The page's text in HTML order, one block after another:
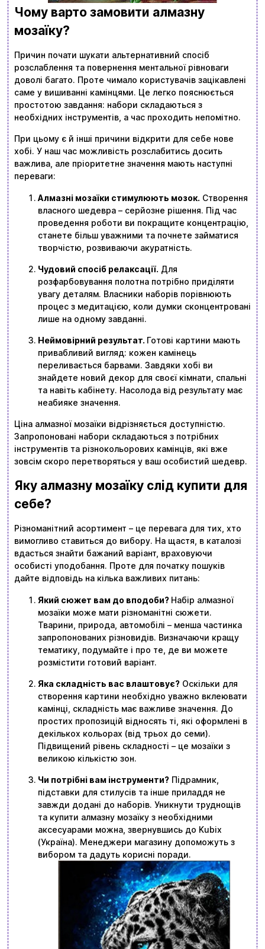
Чому варто замовити алмазну
мозаїку?
Причин почати шукати альтернативний спосіб
розслаблення та повернення ментальної рівноваги
доволі багато. Проте чимало користувачів зацікавлені
саме у вишиванні камінцями. Це легко пояснюється
простотою завдання: набори складаються з
необхідних інструментів, а час проходить непомітно.
При цьому є й інші причини відкрити для себе нове
хобі. У наш час можливість розслабитись досить
важлива, але пріоритетне значення мають наступні
переваги:
Алмазні мозаїки стимулюють мозок. Створення
власного шедевра – серйозне рішення. Під час
проведення роботи ви покращите концентрацію,
станете більш уважними та почнете займатися
творчістю, розвиваючи акуратність.
Чудовий спосіб релаксації. Для
розфарбовування полотна потрібно приділяти
увагу деталям. Власники наборів порівнюють
процес з медитацією, коли думки сконцентровані
лише на одному завданні.
Неймовірний результат. Готові картини мають
привабливий вигляд: кожен камінець
переливається барвами. Завдяки хобі ви
знайдете новий декор для своєї кімнати, спальні
та навіть кабінету. Насолода від результату має
неабияке значення.
Ціна алмазної мозаїки відрізняється доступністю.
Запропоновані набори складаються з потрібних
інструментів та різнокольорових камінців, які вже
зовсім скоро перетворяться у ваш особистий шедевр.
Яку алмазну мозаїку слід купити для
себе?
Різноманітний асортимент – це перевага для тих, хто
вимогливо ставиться до вибору. На щастя, в каталозі
вдасться знайти бажаний варіант, враховуючи
особисті уподобання. Проте для початку пошуків
дайте відповідь на кілька важливих питань:
Який сюжет вам до вподоби? Набір алмазної
мозаїки може мати різноманітні сюжети.
Тварини, природа, автомобілі – менша частинка
запропонованих різновидів. Визначаючи кращу
тематику, подумайте і про те, де ви можете
розмістити готовий варіант.
Яка складність вас влаштовує?Оскільки для
створення картини необхідно уважно вклеювати
камінці, складність має важливе значення. До
простих пропозицій відносять ті, які оформлені в
декількох кольорах (від трьох до семи).
Підвищений рівень складності – це мозаїки з
великою кількістю зон.
Чи потрібні вам інструменти?Підрамник,
підставки для стилусів та інше приладдя не
завжди додані до наборів. Уникнути труднощів
та купити алмазну мозаїку з необхідними
аксесуарами можна, звернувшись до Kubix
(Україна). Менеджери магазину допоможуть з
вибором та дадуть корисні поради.